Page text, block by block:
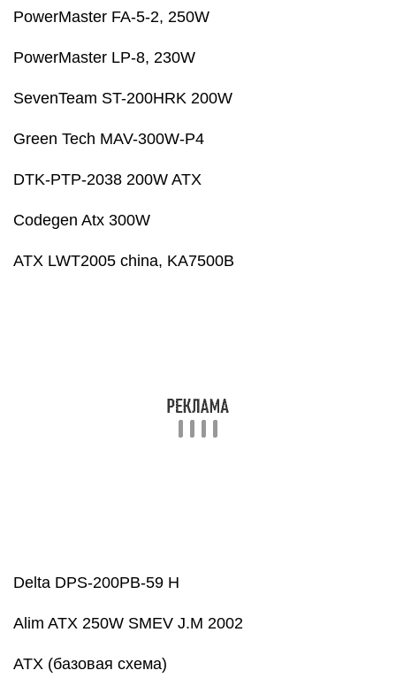
Power Efficiency electronic PE-050187
MaxPower ATX PX-230W
DTK Computer PTP-2007 Macron
PC ATX EC Model 200X